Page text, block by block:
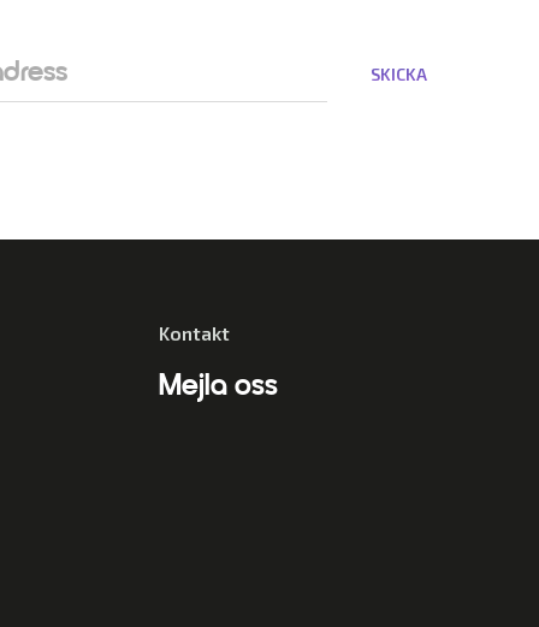
Kontakt
Mejla oss